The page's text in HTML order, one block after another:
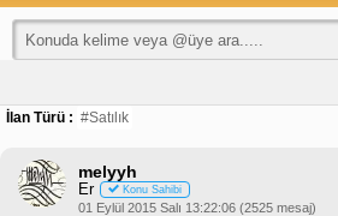
İlan Türü : #Satılık
melyyh
Er Konu Sahibi
01 Eylül 2015 Salı 13:22:06 (2525 mesaj)